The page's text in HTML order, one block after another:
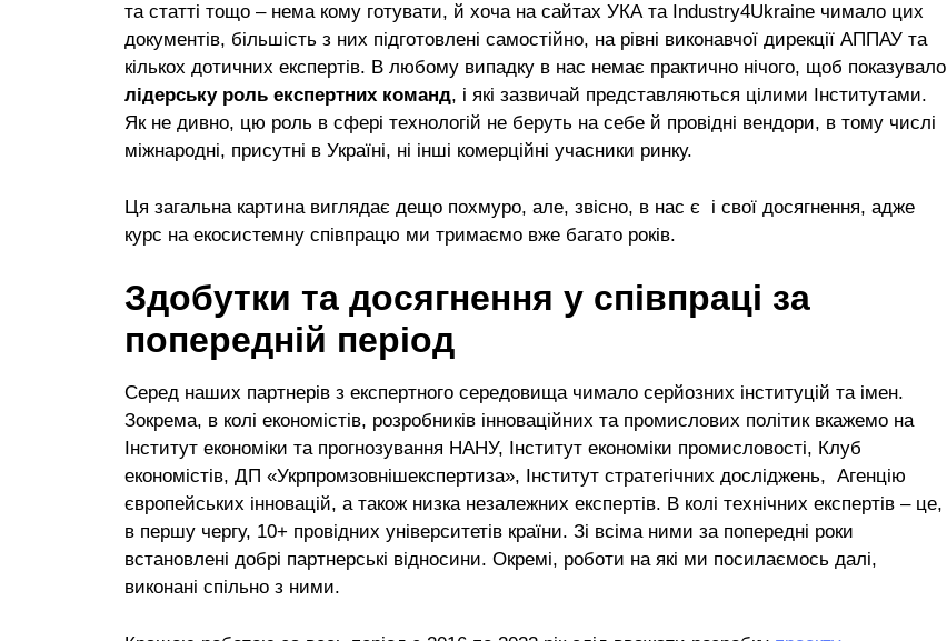
та статті тощо – нема кому готувати, й хоча на сайтах УКА та Industry4Ukraine чимало цих
документів, більшість з них підготовлені самостійно, на рівні виконавчої дирекції АППАУ та
кількох дотичних експертів. В любому випадку в нас немає практично нічого, щоб показувало
лідерську роль експертних команд, і які зазвичай представляються цілими Інститутами.
Як не дивно, цю роль в сфері технологій не беруть на себе й провідні вендори, в тому числі
міжнародні, присутні в Україні, ні інші комерційні учасники ринку.
Ця загальна картина виглядає дещо похмуро, але, звісно, в нас є і свої досягнення, адже
курс на екосистемну співпрацю ми тримаємо вже багато років.
Здобутки та досягнення у співпраці за
попередній період
Серед наших партнерів з експертного середовища чимало серйозних інституцій та імен.
Зокрема, в колі економістів, розробників інноваційних та промислових політик вкажемо на
Інститут економіки та прогнозування НАНУ, Інститут економіки промисловості, Клуб
економістів, ДП «Укрпромзовнішекспертиза», Інститут стратегічних досліджень, Агенцію
європейських інновацій, а також низка незалежних експертів. В колі технічних експертів – це,
в першу чергу, 10+ провідних університетів країни. Зі всіма ними за попередні роки
встановлені добрі партнерські відносини. Окремі, роботи на які ми посилаємось далі,
виконані спільно з ними.